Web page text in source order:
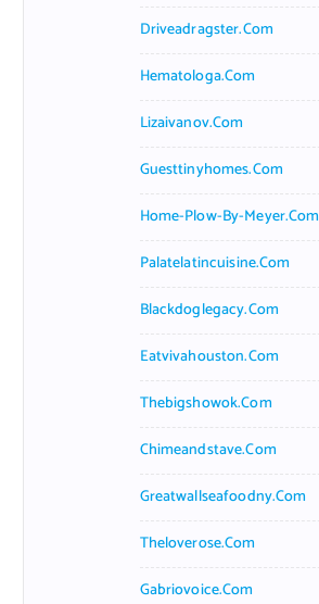
Driveadragster.com
Hematologa.com
Lizaivanov.com
Guesttinyhomes.com
Home-Plow-By-Meyer.com
Palatelatincuisine.com
Blackdoglegacy.com
Eatvivahouston.com
Thebigshowok.com
Chimeandstave.com
Greatwallseafoodny.com
Theloverose.com
Gabriovoice.com